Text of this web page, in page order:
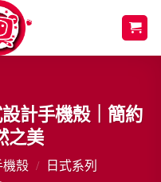
計手機殼｜簡約
之美
機殼 / 日式系列